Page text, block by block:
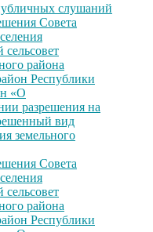
слушаний
Совета
сельсовет
района
Республики
«О
разрешения на
вид
земельного
Совета
сельсовет
района
Республики